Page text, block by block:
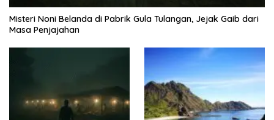
Misteri Noni Belanda di Pabrik Gula Tulangan, Jejak Gaib dari
Masa Penjajahan